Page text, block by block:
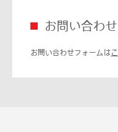
お問い合わせ
お問い合わせフォームは